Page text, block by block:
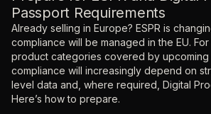
Passport Requirements
Already selling in Europe? ESPR is
compliance will be managed in the EU.
product categories covered by upcoming
compliance will increasingly depend on
level data and, where required, Digital
Here’s how to prepare.